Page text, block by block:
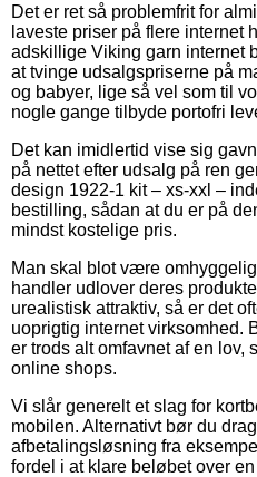
Det er ret så problemfrit for
laveste priser på flere internet
adskillige Viking garn internet
at tvinge udsalgspriserne på
og babyer, lige så vel som til
nogle gange tilbyde portofri
Det kan imidlertid vise sig
på nettet efter udsalg på ren
design 1922-1 kit – xs-xxl –
bestilling, sådan at du er på
mindst kostelige pris.
Man skal blot være
handler udlover deres
urealistisk attraktiv, så er det
uoprigtig internet virksomhed.
er trods alt omfavnet af en lov,
online shops.
Vi slår generelt et slag for
mobilen. Alternativt bør du
afbetalingsløsning fra
fordel i at klare beløbet over